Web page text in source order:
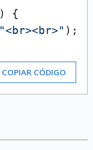
) {
"<br><br>" );
COPIAR CÓDIGO